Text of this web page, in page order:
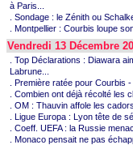
à Paris...
. Sondage : le Zénith ou
. Montpellier : Courbis loupe
Vendredi 13 Décembre
. Top Déclarations : Diawara
Labrune...
. Première ratée pour Courbis
. Combien ont déjà récolté les
. OM : Thauvin affole les
. Ligue Europa : Lyon tête de
. Coeff. UEFA : la Russie
. Monaco pensait ne pas